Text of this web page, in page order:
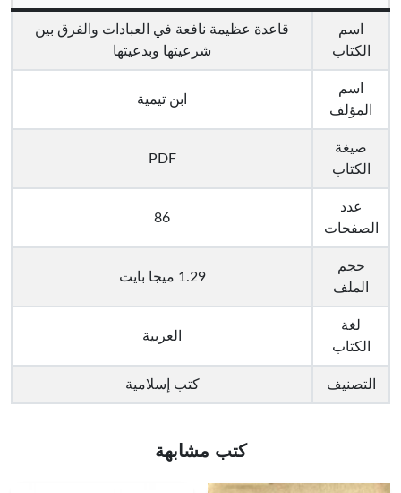
اسم
الكتاب
قاعدة عظيمة نافعة في العبادات والفرق بين
شرعيتها وبدعيتها
اسم
المؤلف
ابن تيمية
صيغة
الكتاب
PDF
عدد
الصفحات
86
حجم
الملف
1.29 ميجا بايت
لغة
الكتاب
العربية
التصنيف كتب إسلامية
كتب مشابهة